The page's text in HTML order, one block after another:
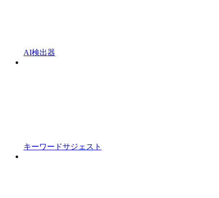
AI検出器
キーワードサジェスト